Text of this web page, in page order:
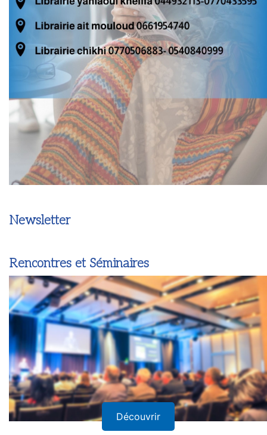
Newsletter
Rencontres et Séminaires
Découvrir